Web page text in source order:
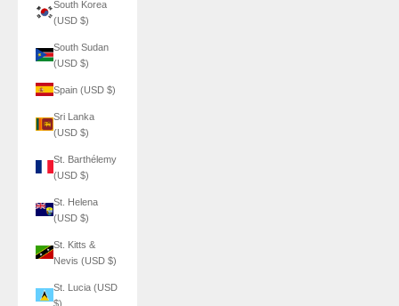
South Korea
(USD $)
South Sudan
(USD $)
Spain (USD $)
Sri Lanka
(USD $)
St. Barthélemy
(USD $)
St. Helena
(USD $)
St. Kitts &
Nevis (USD $)
St. Lucia (USD
$)